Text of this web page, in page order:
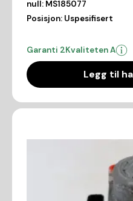
null: MS185077
Posisjon: Uspesifisert
Garanti 2Kvaliteten A
Legg til